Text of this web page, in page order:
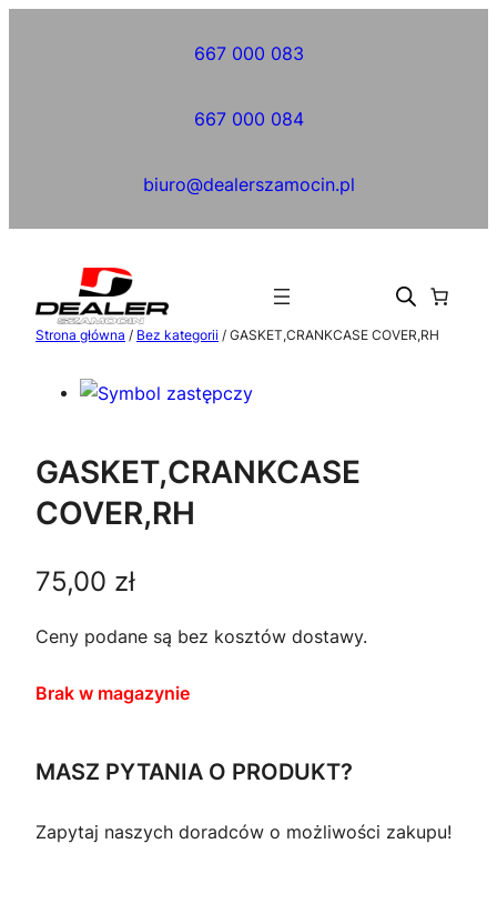
667 000 083
667 000 084
biuro@dealerszamocin.pl
Strona główna / Bez kategorii / GASKET,CRANKCASE COVER,RH
GASKET,CRANKCASE
COVER,RH
75,00 zł
Ceny podane są bez kosztów dostawy.
Brak w magazynie
MASZ PYTANIA O PRODUKT?
Zapytaj naszych doradców o możliwości zakupu!